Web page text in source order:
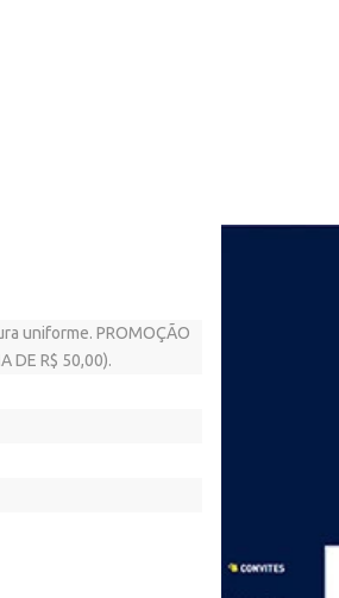
uniforme. PROMOÇÃO
DE R$ 50,00).